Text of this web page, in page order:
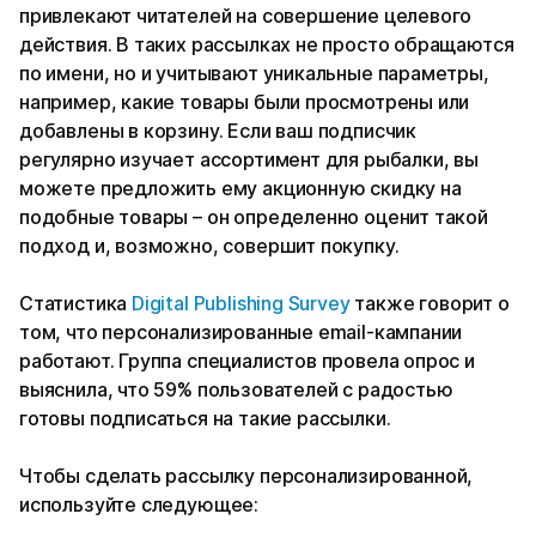
привлекают читателей на совершение целевого
действия. В таких рассылках не просто обращаются
по имени, но и учитывают уникальные параметры,
например, какие товары были просмотрены или
добавлены в корзину. Если ваш подписчик
регулярно изучает ассортимент для рыбалки, вы
можете предложить ему акционную скидку на
подобные товары – он определенно оценит такой
подход и, возможно, совершит покупку.
Статистика Digital Publishing Surveyтакже говорит о
том, что персонализированные email-кампании
работают. Группа специалистов провела опрос и
выяснила, что 59% пользователей с радостью
готовы подписаться на такие рассылки.
Чтобы сделать рассылку персонализированной,
используйте следующее: